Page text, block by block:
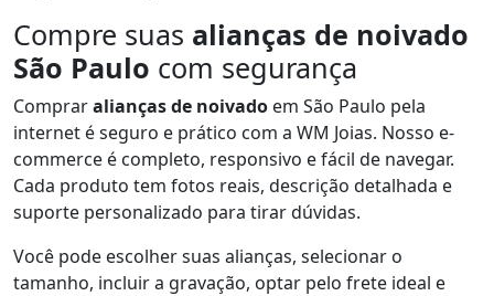
Compre suas alianças de noivado
São Paulo com segurança
Compraralianças de noivado em São Paulo pela
internet é seguro e prático com a WM Joias. Nosso e-
commerce é completo, responsivo e fácil de navegar.
Cada produto tem fotos reais, descrição detalhada e
suporte personalizado para tirar dúvidas.
Você pode escolher suas alianças, selecionar o
tamanho, incluir a gravação, optar pelo frete ideal e